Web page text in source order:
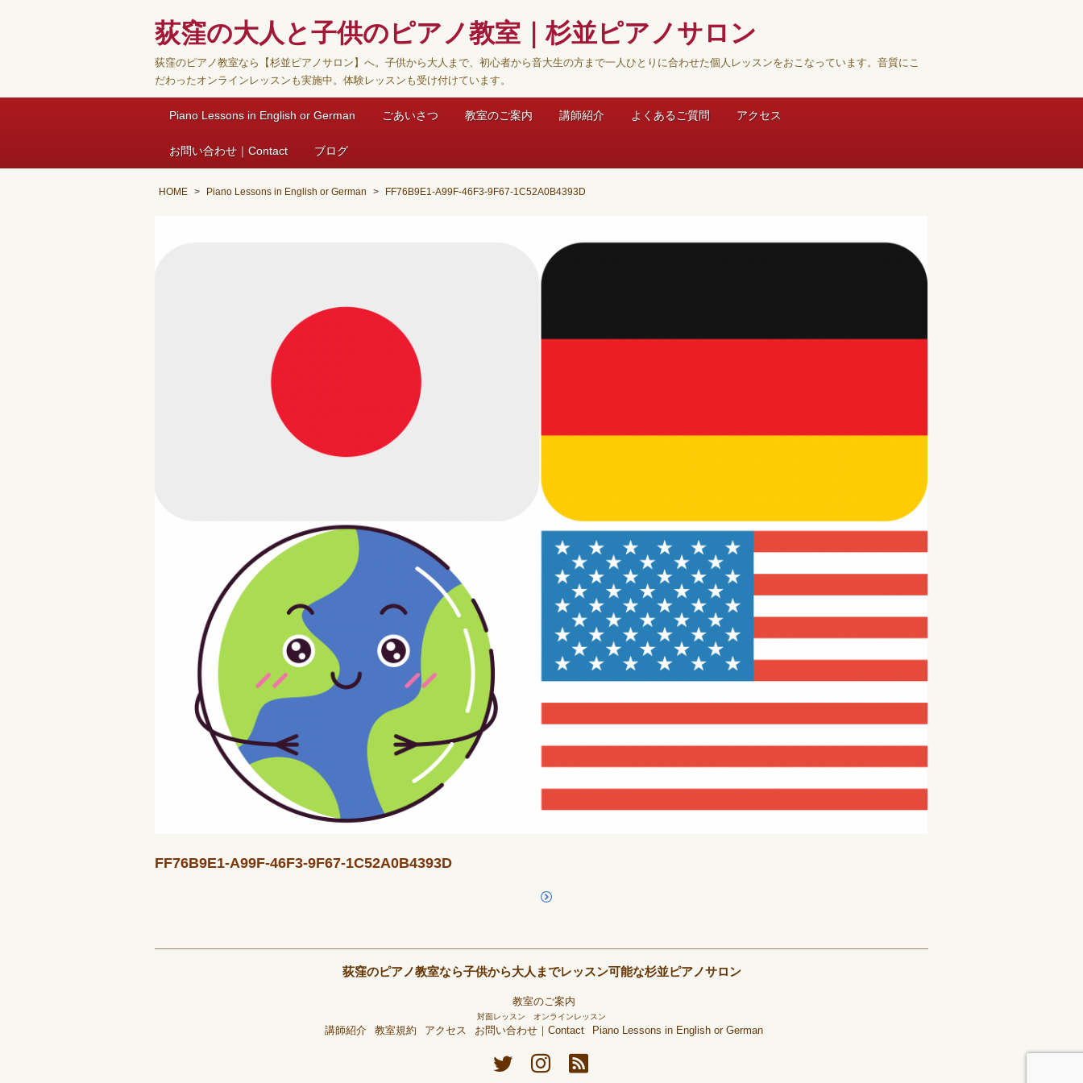
荻窪の大人と子供のピアノ教室｜杉並ピアノサロン
荻窪のピアノ教室なら【杉並ピアノサロン】へ。子供から大人まで、初心者から音大生の方まで一人ひとりに合わせた個人レッスンをおこなっています。音質にこ
だわったオンラインレッスンも実施中。体験レッスンも受け付けています。
Piano Lessons in English or German ごあいさつ 教室のご案内 講師紹介 よくあるご質問 アクセス
お問い合わせ｜Contact ブログ
HOME Piano Lessons in English or German FF76B9E1-A99F-46F3-9F67-1C52A0B4393D
FF76B9E1-A99F-46F3-9F67-1C52A0B4393D
荻窪のピアノ教室なら子供から大人までレッスン可能な杉並ピアノサロン
教室のご案内
対面レッスン オンラインレッスン
講師紹介 教室規約 アクセス お問い合わせ｜Contact Piano Lessons in English or German